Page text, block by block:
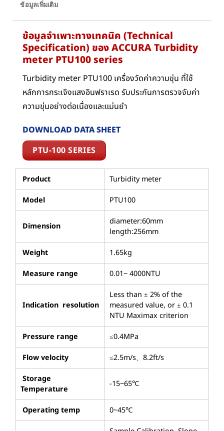
ข้อมูลเพิ่มเติม
ข้อมูลจำเพาะทางเทคนิค (Technical
Specification) ของ ACCURA Turbidity
meter PTU100 series
Turbidity meter PTU100 เครื่องวัดค่าความขุ่น ที่ใช้
หลักการกระเจิงแสงอินฟราเรด รับประกันการตรวจจับค่า
ความขุ่นอย่างต่อเนื่องและแม่นยำ
DOWNLOAD DATA SHEET
PTU-100 SERIES
Product
Turbidity meter
Model
PTU100
Dimension
diameter:60mm
length:256mm
Weight
1.65kg
Measure range
0.01~ 4000NTU
Indication resolution
Less than ± 2% of the
measured value, or ± 0.1
NTU Maximax criterion
Pressure range
≤0.4MPa
Flow velocity
≤2.5m/s、8.2ft/s
Storage
Temperature
-15~65℃
Operating temp 0~45℃